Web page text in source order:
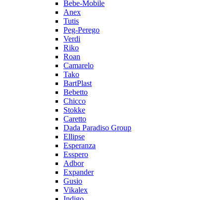
Bebe-Mobile
Anex
Tutis
Peg-Perego
Verdi
Riko
Roan
Camarelo
Tako
BartPlast
Bebetto
Chicco
Stokke
Caretto
Dada Paradiso Group
Ellipse
Esperanza
Esspero
Adbor
Expander
Gusio
Vikalex